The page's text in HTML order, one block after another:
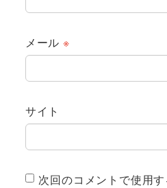
メール ※
サイト
次回のコメントで使用